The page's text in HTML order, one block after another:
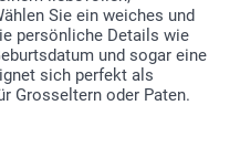
Sie ein weiches und
persönliche Details wie
und sogar eine
sich perfekt als
Grosseltern oder Paten.